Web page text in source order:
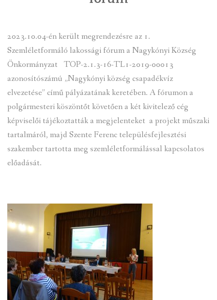
INFORMÁCIÓK
GALÉRIA
KAPCSOLAT
LETÖLTHETŐ NYOMTATVÁNYOK
VÁLASZTÁS 2026
TELEPÜLÉSIKÉPVISELŐI VAGYONNYILATKOZATOK – 2026.
ÉV
VAGYONNYILATKOZATA – 2026. ÉV
2023.10.04-én került megrendezésre az 1.
Szemléletformáló lakossági fórum a Nagykónyi Község
Önkormányzat TOP-2.1.3-16-TL1-2019-00013
azonosítószámú „Nagykónyi község csapadékvíz
elvezetése” című pályázatának keretében. A fórumon a
polgármesteri köszöntőt követően a két kivitelező cég
képviselői tájékoztatták a megjelenteket a projekt műszaki
tartalmáról, majd Szente Ferenc településfejlesztési
szakember tartotta meg szemléletformálással kapcsolatos
előadását.